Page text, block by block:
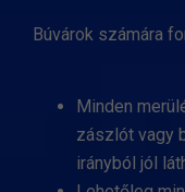
Búvárok számára
Minden
zászlót vagy
irányból jól